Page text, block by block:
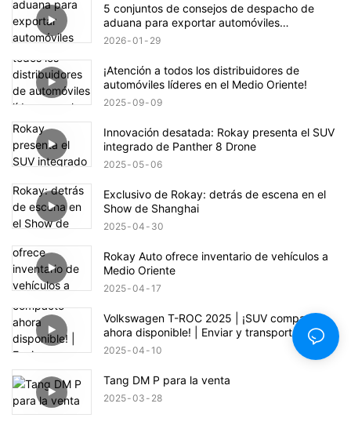
5 conjuntos de consejos de despacho de
aduana para exportar automóviles
modificados, ¡todos ellos indispensables!
2026 01 29
¡Atención a todos los distribuidores de
automóviles líderes en el Medio Oriente!
2025 09 09
Innovación desatada: Rokay presenta el SUV
integrado de Panther 8 Drone
2025 05 06
Exclusivo de Rokay: detrás de escena en el
Show de Shanghai
2025 04 30
Rokay Auto ofrece inventario de vehículos a
Medio Oriente
2025 04 17
Volkswagen T-ROC 2025 | ¡SUV compacto
ahora disponible! | Enviar y transportar al
puerto Jiebei Ali
2025 04 10
Tang DM P para la venta
2025 03 28